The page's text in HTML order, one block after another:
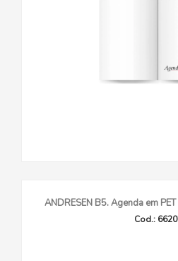
ANDRESEN B5. Agenda em
Cod.: